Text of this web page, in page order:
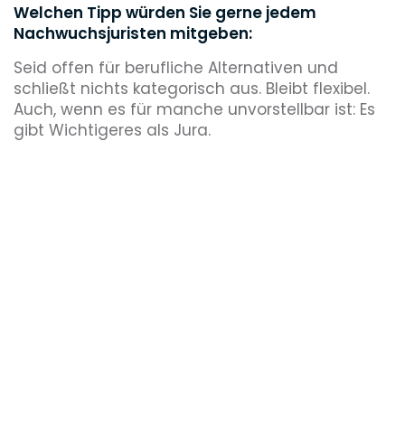
Welchen Tipp würden Sie gerne jedem
Nachwuchsjuristen mitgeben:
Seid offen für berufliche Alternativen und
schließt nichts kategorisch aus. Bleibt flexibel.
Auch, wenn es für manche unvorstellbar ist: Es
gibt Wichtigeres als Jura.